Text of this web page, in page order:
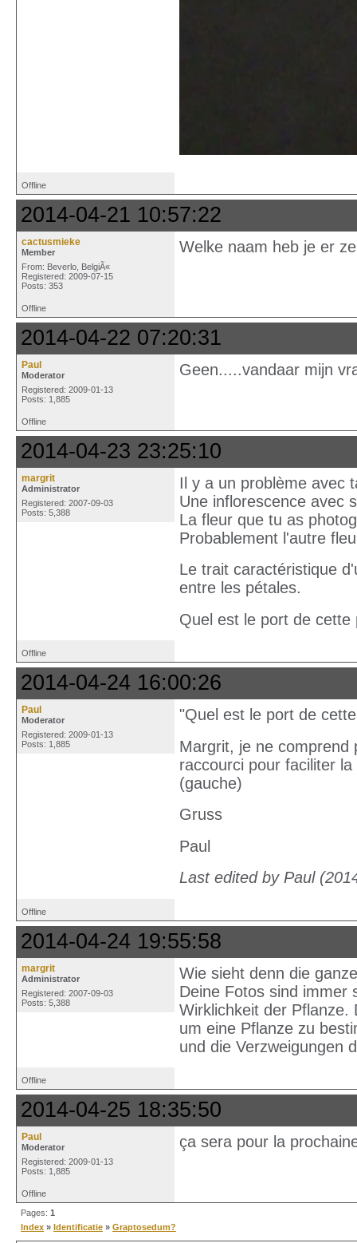
Offline
2014-04-21 10:57:22
cactusmieke
Member
From: Beverlo, BelgiÃ«
Registered: 2009-07-15
Posts: 353
Welke naam heb je er
Offline
2014-04-22 07:20:31
Paul
Moderator
Registered: 2009-01-13
Posts: 1,885
Geen.....vandaar mijn
Offline
2014-04-23 23:25:10
margrit
Administrator
Registered: 2007-09-03
Posts: 5,388
Il y a un problème avec
Une inflorescence avec
La fleur que tu as
Probablement l'autre
Le trait caractéristique
entre les pétales.
Quel est le port de cette
Offline
2014-04-24 16:00:26
Paul
Moderator
Registered: 2009-01-13
Posts: 1,885
"Quel est le port de
Margrit, je ne comprend
raccourci pour faciliter
(gauche)
Gruss
Paul
Last edited by Paul
Offline
2014-04-24 19:55:58
margrit
Administrator
Registered: 2007-09-03
Posts: 5,388
Wie sieht denn die
Deine Fotos sind immer
Wirklichkeit der
um eine Pflanze zu
und die Verzweigungen
Offline
2014-04-25 18:35:50
Paul
Moderator
Registered: 2009-01-13
Posts: 1,885
ça sera pour la
Offline
Pages: 1
Index » Identificatie » Graptosedum?